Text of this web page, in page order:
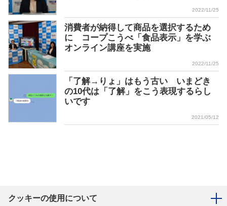
2022/11/25
消費者が納得して商品を選択するため
に コープこうべ「食品表示」を学ぶ
オンライン講座を実施
2022/11/25
「了解→りょ」はもう古い いまどき
の10代は「了解」をこう表現するらし
いです
2021/05/12
クッキーの使用について